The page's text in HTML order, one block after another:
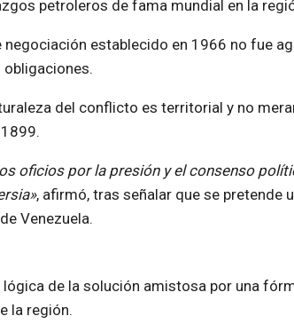
petroleros de fama mundial en la
establecido en 1966 no fue
obligaciones.
del conflicto es territorial y no
oficios por la presión y el consenso
, afirmó, tras señalar que se pretende
Venezuela.
lógica de la solución amistosa por una
la región.